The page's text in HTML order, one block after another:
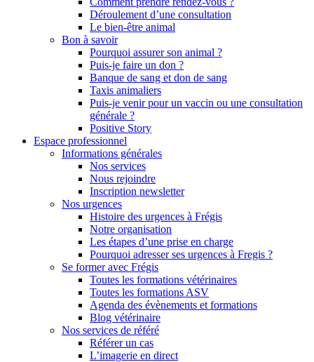
Déroulement d’une consultation
Le bien-être animal
Bon à savoir
Pourquoi assurer son animal ?
Puis-je faire un don ?
Banque de sang et don de sang
Taxis animaliers
Puis-je venir pour un vaccin ou une consultation
générale ?
Positive Story
Espace professionnel
Informations générales
Nos services
Nous rejoindre
Inscription newsletter
Nos urgences
Histoire des urgences à Frégis
Notre organisation
Les étapes d’une prise en charge
Pourquoi adresser ses urgences à Fregis ?
Se former avec Frégis
Toutes les formations vétérinaires
Toutes les formations ASV
Agenda des évènements et formations
Blog vétérinaire
Nos services de référé
Référer un cas
L’imagerie en direct